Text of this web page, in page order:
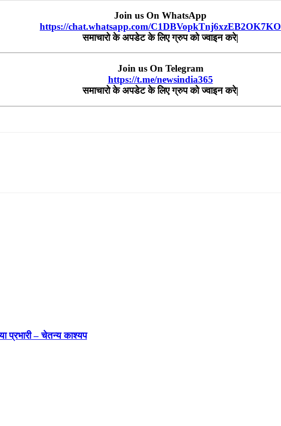
Join us On WhatsApp
https://chat.whatsapp.com/C1DBVopkTnj6xzEB2OK7KO
समाचारो के अपडेट के लिए ग्रुप को ज्वाइन करे|
Join us On Telegram
https://t.me/newsindia365
समाचारोकेअपडेटकेलिएग्रुपकोज्वाइनकरे|
प्रभारी – चेतन्य काश्यप